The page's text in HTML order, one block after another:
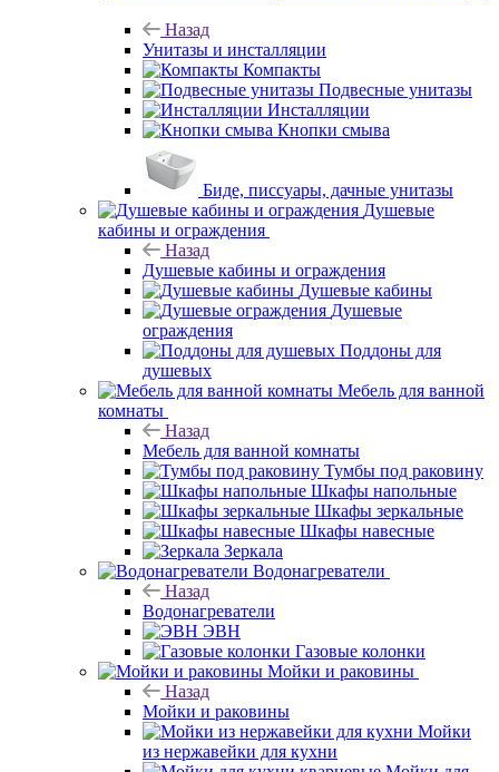
Назад
Унитазы и инсталляции
Компакты
Подвесные унитазы
Инсталляции
Кнопки смыва
Биде, писсуары, дачные унитазы
Душевые
кабины и ограждения
Назад
Душевые кабины и ограждения
Душевые кабины
Душевые
ограждения
Поддоны для
душевых
Мебель для ванной
комнаты
Назад
Мебель для ванной комнаты
Тумбы под раковину
Шкафы напольные
Шкафы зеркальные
Шкафы навесные
Зеркала
Водонагреватели
Назад
Водонагреватели
ЭВН
Газовые колонки
Мойки и раковины
Назад
Мойки и раковины
Мойки
из нержавейки для кухни